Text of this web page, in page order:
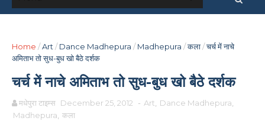
Home /Art/ Dance Madhepura / Madhepura /कला/चर्च में नाचे
अमिताभ तो सुध-बुध खो बैठे दर्शक
चर्च में नाचे अमिताभ तो सुध-बुध खो बैठे दर्शक
मधेपुरा टाइम्स December 25, 2012 - Art, Dance Madhepura,
Madhepura, कला